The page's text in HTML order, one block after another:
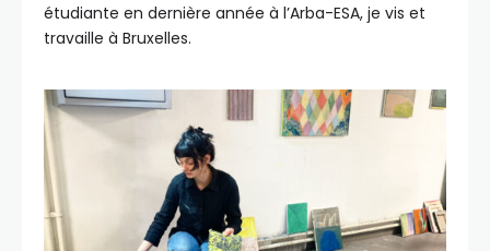
étudiante en dernière année à l’Arba-ESA, je vis et
travaille à Bruxelles.